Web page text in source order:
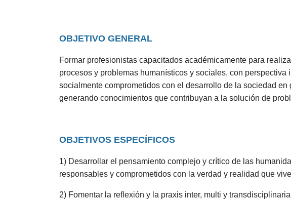
OBJETIVO GENERAL
Formar profesionistas capacitados académicamente para
procesos y problemas humanísticos y sociales, con
socialmente comprometidos con el desarrollo de la sociedad
generando conocimientos que contribuyan a la solución de
OBJETIVOS ESPECÍFICOS
1) Desarrollar el pensamiento complejo y crítico de las
responsables y comprometidos con la verdad y realidad que
2) Fomentar la reflexión y la praxis inter, multi y